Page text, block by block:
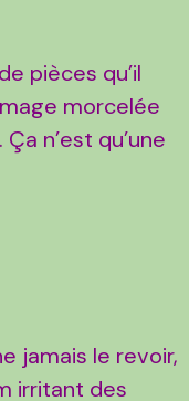
pièces qu’il
morcelée
n’est qu’une
jamais le revoir,
irritant des